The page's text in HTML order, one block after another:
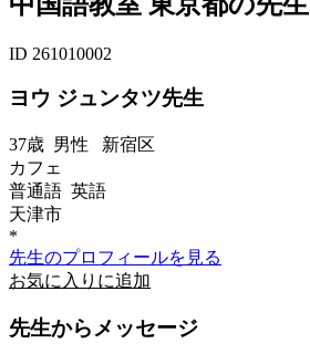
ID 261010002
ヨウ ジュンタツ先生
37歳 男性 新宿区
カフェ
普通語 英語
天津市
*
先生のプロフィールを見る
お気に入りに追加
先生からメッセージ